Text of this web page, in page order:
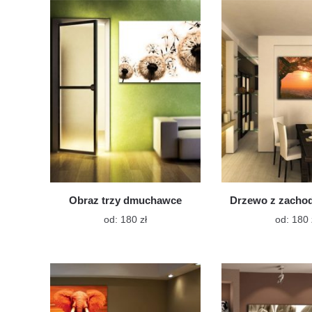
Opcje
można
wybrać
na
Obraz trzy dmuchawce
od: 180 złTen
wiele
wariantów.
Drzewo z
od: 180